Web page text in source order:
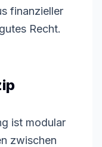
finanzieller
Recht.
ist modular
zwischen